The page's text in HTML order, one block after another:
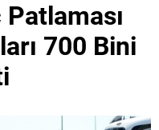
Patlaması
700 Bini